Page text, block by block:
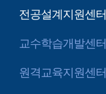
전공설계지원센터
교수학습개발센터
원격교육지원센터